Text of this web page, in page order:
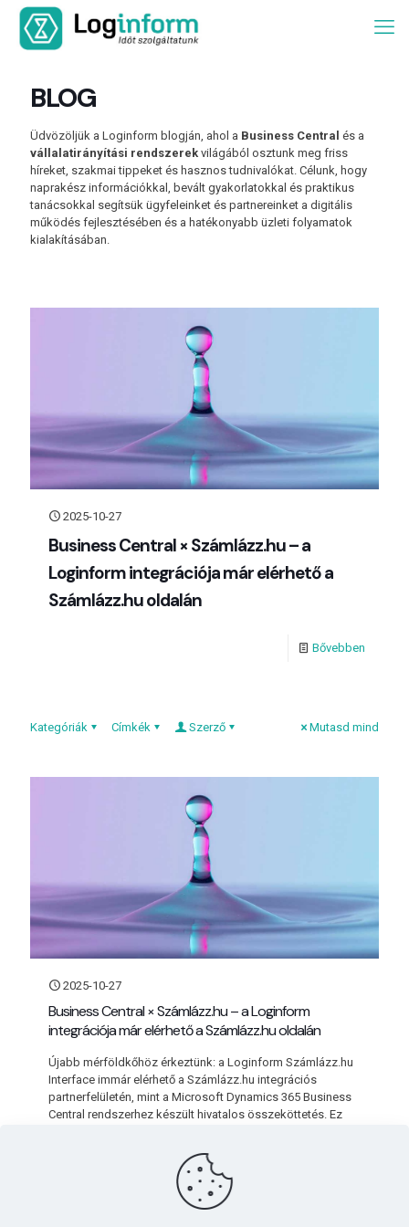
BLOG
Üdvözöljük a Loginform blogján, ahol a Business Central és a
vállalatirányítási rendszerek világából osztunk meg friss
híreket, szakmai tippeket és hasznos tudnivalókat. Célunk, hogy
naprakész információkkal, bevált gyakorlatokkal és praktikus
tanácsokkal segítsük ügyfeleinket és partnereinket a digitális
működés fejlesztésében és a hatékonyabb üzleti folyamatok
kialakításában.
2025-10-27
Business Central × Számlázz.hu – a
Loginform integrációja már elérhető a
Számlázz.hu oldalán
Bővebben
Kategóriák Címkék Szerző Mutasd mind
2025-10-27
Business Central × Számlázz.hu – a Loginform
integrációja már elérhető a Számlázz.hu oldalán
Újabb mérföldkőhöz érkeztünk: a Loginform Számlázz.hu
Interface immár elérhető a Számlázz.hu integrációs
partnerfelületén, mint a Microsoft Dynamics 365 Business
Central rendszerhez készült hivatalos összeköttetés. Ez